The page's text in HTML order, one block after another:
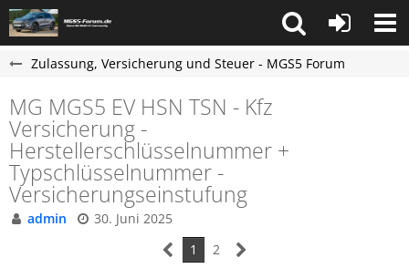
Zulassung, Versicherung und Steuer - MGS5 Forum
MG MGS5 EV HSN TSN - Kfz
Versicherung -
Herstellerschlüsselnummer +
Typschlüsselnummer -
Versicherungseinstufung
admin
30. Juni 2025
1
2